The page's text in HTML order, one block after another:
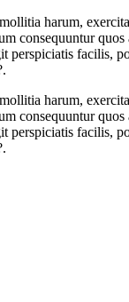
harum,
consequuntur
facilis,
harum,
consequuntur
facilis,